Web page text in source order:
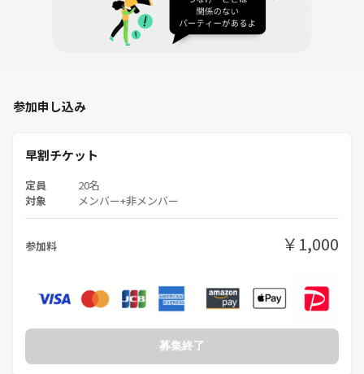
的にサポートします(*^^*)
②基本的にはゲームを楽しむ回ですので、セクハラやしつこく連絡先を
③マルチや宗教の勧誘や行為が発見次第注意していきます。後日発覚し
た場合は今後のご参加は遠慮お願いします。
④何度もいいますが、オフ会やイベントが怖いと思う方も安心してくだ
最終的な開催情報はイベント参加者にメッセージさせて頂きます✨️
※気になることがありましたらお気軽に聞いて下さい(*´ω`*)
参加申し込み
早割チケット
定員 20名
対象 メンバー+非メンバー
参加料 ￥1,000
募集終了